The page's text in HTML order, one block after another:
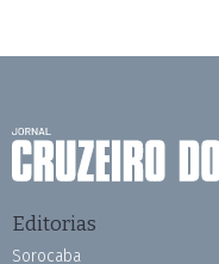
Editorias
Sorocaba